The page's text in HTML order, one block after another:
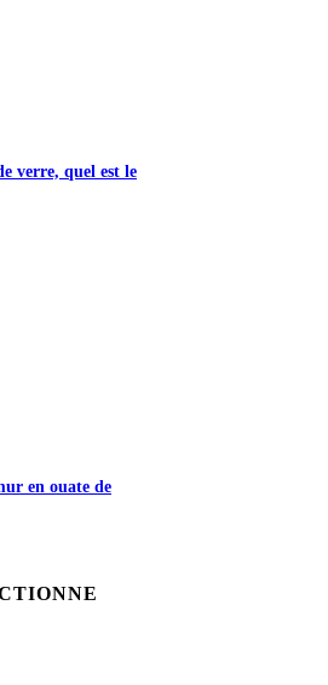
verre, quel est le
en ouate de